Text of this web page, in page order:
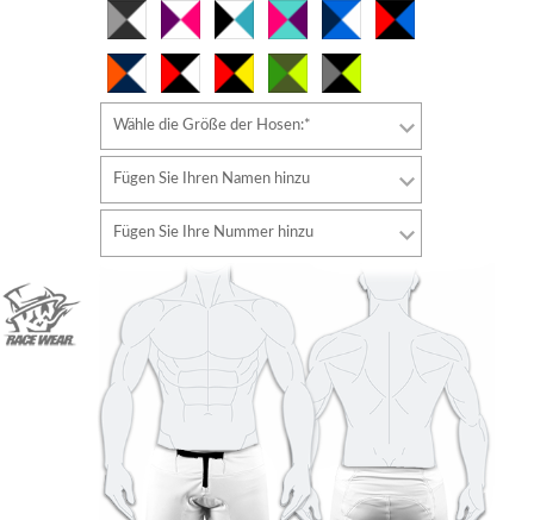
Wähle die Größe der Hosen:*
Fügen Sie Ihren Namen hinzu
Konturfarbe
Keine kontur
Fügen Sie Ihre Nummer hinzu
Schriftfarbe
Konturfarbe